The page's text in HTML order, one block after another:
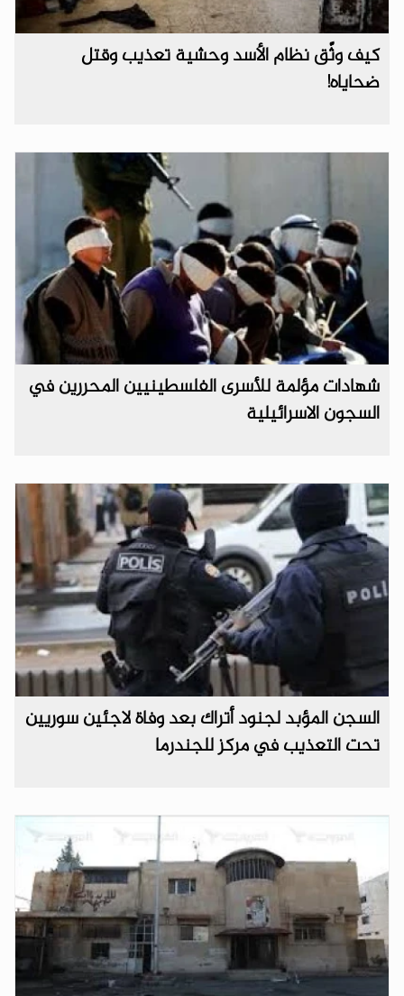
كيف وثَّق نظام الأسد وحشية تعذيب وقتل
ضحاياه!
شهادات مؤلمة للأسرى الفلسطينيين المحررين في
السجون الاسرائيلية
السجن المؤبد لجنود أتراك بعد وفاة لاجئين سوريين
تحت التعذيب في مركز للجندرما